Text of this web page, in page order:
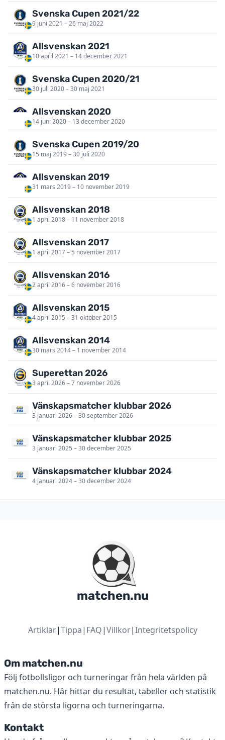
Svenska Cupen 2021/22
9 juni 2021 – 26 maj 2022
Allsvenskan 2021
10 april 2021 – 14 december 2021
Svenska Cupen 2020/21
30 juli 2020 – 30 maj 2021
Allsvenskan 2020
14 juni 2020 – 13 december 2020
Svenska Cupen 2019/20
15 maj 2019 – 30 juli 2020
Allsvenskan 2019
31 mars 2019 – 10 november 2019
Allsvenskan 2018
1 april 2018 – 11 november 2018
Allsvenskan 2017
1 april 2017 – 5 november 2017
Allsvenskan 2016
2 april 2016 – 6 november 2016
Allsvenskan 2015
4 april 2015 – 31 oktober 2015
Allsvenskan 2014
30 mars 2014 – 1 november 2014
Superettan 2026
3 april 2026 – 7 november 2026
Vänskapsmatcher klubbar 2026
3 januari 2026 – 30 september 2026
Vänskapsmatcher klubbar 2025
3 januari 2025 – 30 december 2025
Vänskapsmatcher klubbar 2024
4 januari 2024 – 30 december 2024
matchen.nu
Artiklar|Tippa| FAQ|Villkor|Integritetspolicy
Om matchen.nu
Följ fotbollsligor och turneringar från hela världen på
matchen.nu. Här hittar du resultat, tabeller och statistik
från de största ligorna och turneringarna.
Kontakt